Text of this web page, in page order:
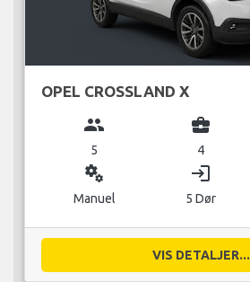
OPEL CROSSLAND X
group
5
business_center
4
miscellaneous_services
Manuel
login
5 Dør
VIS DETALJER...